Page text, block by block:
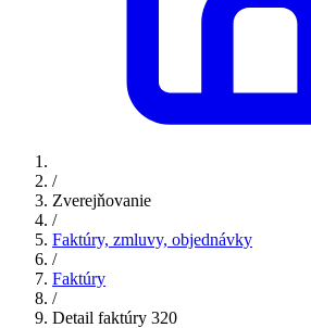
/
Zverejňovanie
/
Faktúry, zmluvy, objednávky
/
Faktúry
/
Detail faktúry 320